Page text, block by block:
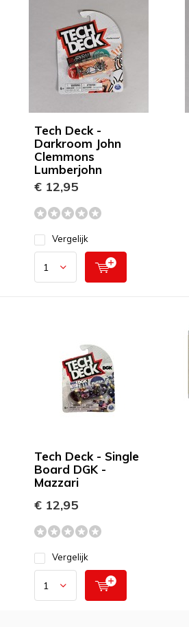
Tech Deck -
Darkroom John
Clemmons
Lumberjohn
€ 12,95
Vergelijk
Tech Deck - Single
Board DGK -
Mazzari
€ 12,95
Vergelijk